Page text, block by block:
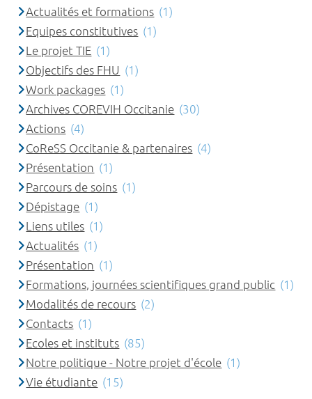
Actualités et formations (1)
Equipes constitutives (1)
Le projet TIE (1)
Objectifs des FHU (1)
Work packages (1)
Archives COREVIH Occitanie (30)
Actions (4)
CoReSS Occitanie & partenaires (4)
Présentation (1)
Parcours de soins (1)
Dépistage (1)
Liens utiles (1)
Actualités (1)
Présentation (1)
Formations, journées scientifiques grand public (1)
Modalités de recours (2)
Contacts (1)
Ecoles et instituts (85)
Notre politique - Notre projet d'école (1)
Vie étudiante (15)